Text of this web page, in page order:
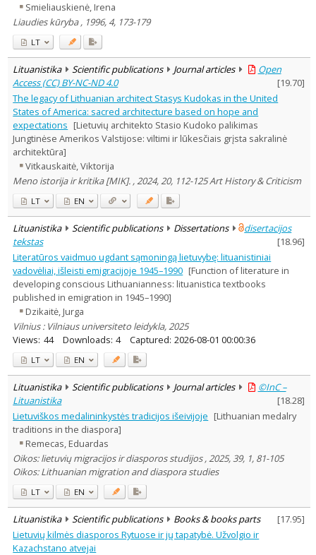
Smieliauskienė, Irena
Liaudies kūryba , 1996, 4, 173-179
LT
Lituanistika Scientific publications Journal articles
Open
Access (CC) BY-NC-ND 4.0
[19.70]
The legacy of Lithuanian architect Stasys Kudokas in the United
States of America: sacred architecture based on hope and
expectations [Lietuvių architekto Stasio Kudoko palikimas
Jungtinėse Amerikos Valstijose: viltimi ir lūkesčiais grįsta sakralinė
architektūra]
Vitkauskaitė, Viktorija
Meno istorija ir kritika [MIK]. , 2024, 20, 112-125 Art History & Criticism
LT EN
Lituanistika Scientific publications Dissertations
disertacijos
tekstas
[18.96]
Literatūros vaidmuo ugdant sąmoningą lietuvybę: lituanistiniai
vadovėliai, išleisti emigracijoje 1945–1990 [Function of literature in
developing conscious Lithuanianness: lituanistica textbooks
published in emigration in 1945–1990]
Dzikaitė, Jurga
Vilnius : Vilniaus universiteto leidykla, 2025
Views: 44 Downloads: 4 Captured: 2026-08-01 00:00:36
LT EN
Lituanistika Scientific publications Journal articles
©InC –
Lituanistika
[18.28]
Lietuviškos medalininkystės tradicijos išeivijoje [Lithuanian medalry
traditions in the diaspora]
Remecas, Eduardas
Oikos: lietuvių migracijos ir diasporos studijos , 2025, 39, 1, 81-105
Oikos: Lithuanian migration and diaspora studies
LT EN
Lituanistika Scientific publications Books & books parts [17.95]
Lietuvių kilmės diasporos Rytuose ir jų tapatybė. Užvolgio ir
Kazachstano atvejai